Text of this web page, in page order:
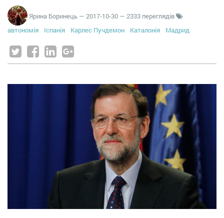
Ярина Боринець — 2017-10-30 — 2333 переглядів
автономія
Іспанія Карлес Пучдемон Каталонія Мадрид